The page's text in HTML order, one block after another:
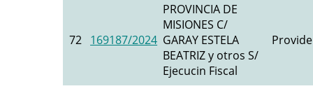
72 169187/2024
PROVINCIA DE
MISIONES C/
GARAY ESTELA
BEATRIZ y otros S/
Ejecucin Fiscal